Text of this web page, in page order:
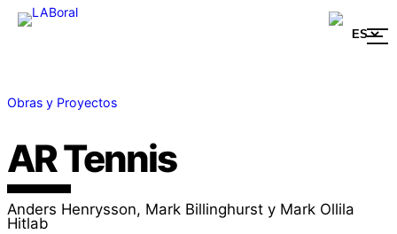
Obras y Proyectos
AR Tennis
Anders Henrysson, Mark Billinghurst y Mark Ollila
Hitlab